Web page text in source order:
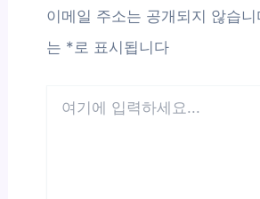
이메일 주소는 공개되지 않습니
는 * 로 표시됩니다